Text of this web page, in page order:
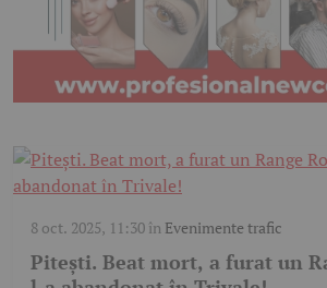
8 oct. 2025, 11:30 în Evenimente trafic
Pitești. Beat mort, a furat un